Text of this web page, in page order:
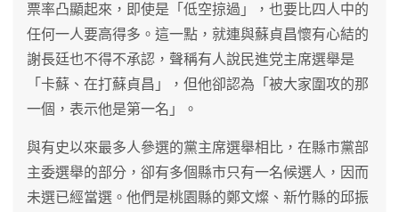
票率凸顯起來，即使是「低空掠過」，也要比四人中的
任何一人要高得多。這一點，就連與蘇貞昌懷有心結的
謝長廷也不得不承認，聲稱有人說民進党主席選舉是
「卡蘇、在打蘇貞昌」，但他卻認為「被大家圍攻的那
一個，表示他是第一名」。
與有史以來最多人參選的黨主席選舉相比，在縣市黨部
主委選舉的部分，卻有多個縣市只有一名候選人，因而
未選已經當選。他們是桃園縣的鄭文燦、新竹縣的邱振